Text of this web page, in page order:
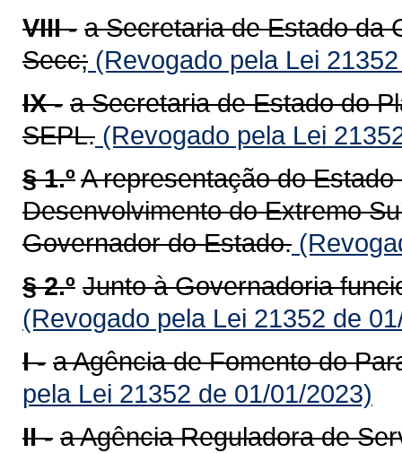
VIII - a Secretaria de Estado da
Secc; (Revogado pela Lei
IX - a Secretaria de Estado do
SEPL. (Revogado pela Lei
§ 1.ºA representação do
Desenvolvimento do Extremo
Governador do Estado.
§ 2.º Junto à Governadoria
(Revogado pela Lei 21352 de
I - a Agência de Fomento do
pela Lei 21352 de 01/01/2023)
II - a Agência Reguladora de